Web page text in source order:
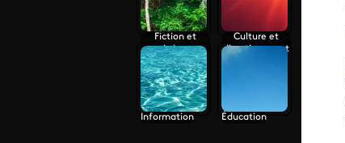
Fiction et
cinéma
Culture et
divertissement
Information Éducation